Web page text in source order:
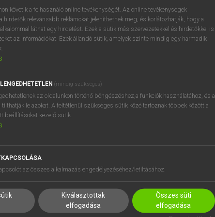
próbaverziójának elindításához
regisztrálok ésbelépek.
REGISZTRÁCIÓ
SÚGÓ
RÓLUNK
SÜTI BEÁLLÍTÁSOK
követik a felhasználó online tevékenységét. Az online tevékenységek
hirdetők relevánsabb reklámokat jeleníthetnek meg, és korlátozhatják, hogy a
láthat egy hirdetést. Ezek a sütik más szervezetekkel és hirdetőkkel is
az információkat. Ezek állandó sütik, amelyek szinte mindig egy harmadik
(mindig szükséges)
az oldalunkon történő böngészéshez,a funkciók használatához, és a
le azokat. A feltétlenül szükséges sütik közé tartoznak többek között a
beállításokat kezelő sütik.
az összes alkalmazás engedélyezéséhez/letiltásához.
Kiválasztottak
elfogadása
Összes süti
elfogadása